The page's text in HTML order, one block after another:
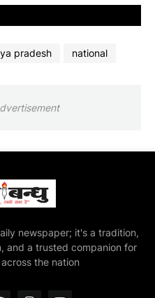
pradesh national
newspaper; it's a tradition,
and a trusted companion for
the nation